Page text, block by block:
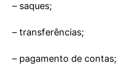
– saques;
– transferências;
– pagamento de contas;